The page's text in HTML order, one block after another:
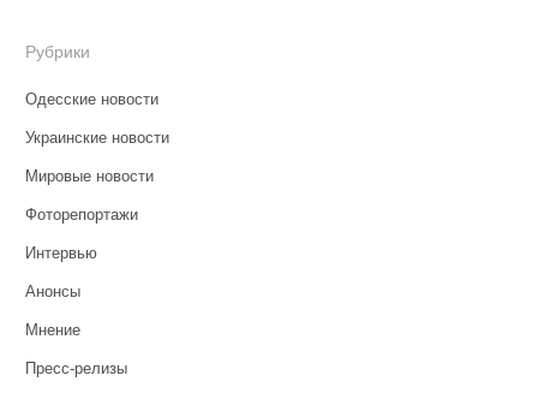
Рубрики
Одесские новости
Украинские новости
Мировые новости
Фоторепортажи
Интервью
Анонсы
Мнение
Пресс-релизы